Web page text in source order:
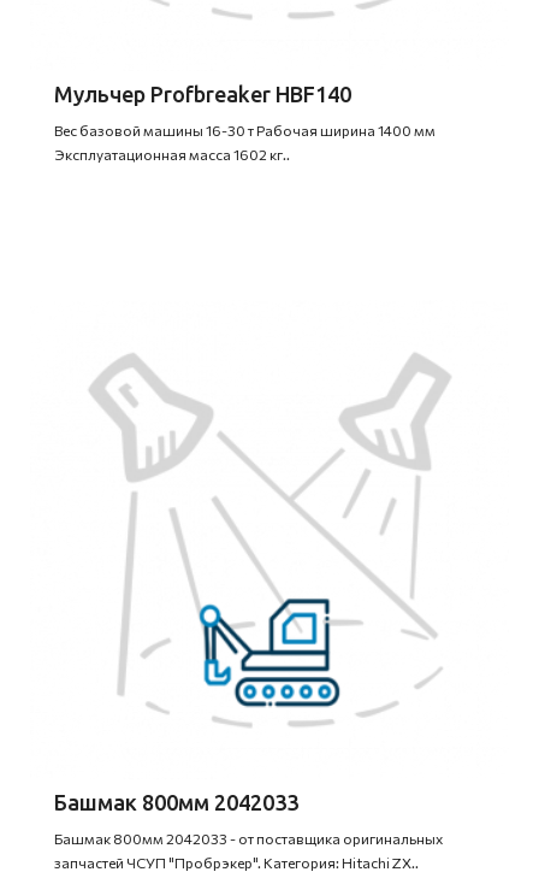
Мульчер Profbreaker HBF140
Вес базовой машины 16-30 т Рабочая ширина 1400 мм
Эксплуатационная масса 1602 кг..
Башмак 800мм 2042033
Башмак 800мм 2042033 - от поставщика оригинальных
запчастей ЧСУП "Пробрэкер". Категория: Hitachi ZX..